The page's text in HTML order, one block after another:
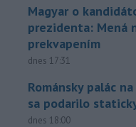
Magyar o
prezidenta: Mená
prekvapením
dnes 17:31
Románsky palác
sa podarilo
dnes 18:00